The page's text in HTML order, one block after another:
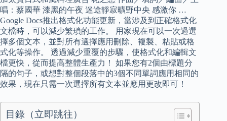
唱：蔡國華 漆黑的午夜 迷途靜寂曠野中央 感激你 …
Google Docs推出格式化功能更新，當涉及到正確格式化
文檔時，可以減少繁瑣的工作。 用家現在可以一次過選
擇多個文本，並對所有選擇應用刪除、複製、粘貼或格
式化等操作。 透過減少重覆的步驟，使格式化和編輯文
檔更快，從而提高整體生產力！ 如果您有2個由標題分
隔的句子，或想對整個段落中的3個不同單詞應用相同的
效果，現在只需一次選擇所有文本並應用更改即可！
目錄（立即跳往）